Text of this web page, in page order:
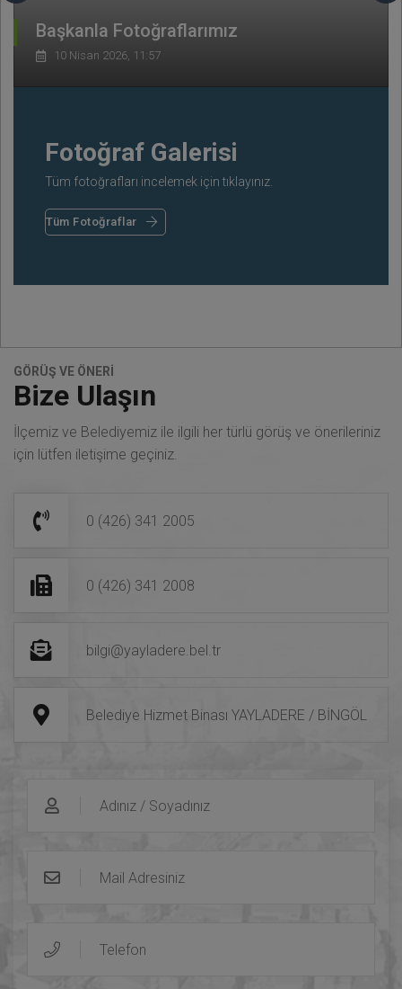
Başkanla Fotoğraflarımız
10 Nisan 2026, 11:57
Fotoğraf Galerisi
Tüm fotoğrafları incelemek için tıklayınız.
Tüm Fotoğraflar
GÖRÜŞ VE ÖNERİ
Bize Ulaşın
İlçemiz ve Belediyemiz ile ilgili her türlü görüş ve önerileriniz
için lütfen iletişime geçiniz.
0 (426) 341 2005
0 (426) 341 2008
bilgi@yayladere.bel.tr
Belediye Hizmet Binası YAYLADERE / BİNGÖL